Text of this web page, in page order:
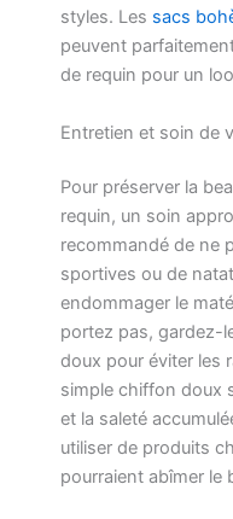
styles. Les sacs
peuvent
de requin pour un
Entretien et soin de
Pour préserver la
requin, un soin
recommandé de ne
sportives ou de
endommager le
portez pas, gardez-
doux pour éviter les
simple chiffon doux
et la saleté
utiliser de produits
pourraient abîmer le